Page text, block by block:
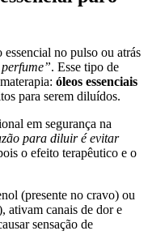
no pulso ou atrás
. Esse tipo de
óleos essenciais
para serem diluídos.
em segurança na
para diluir é evitar
o efeito terapêutico e o
(presente no cravo) ou
ativam canais de dor e
sensação de